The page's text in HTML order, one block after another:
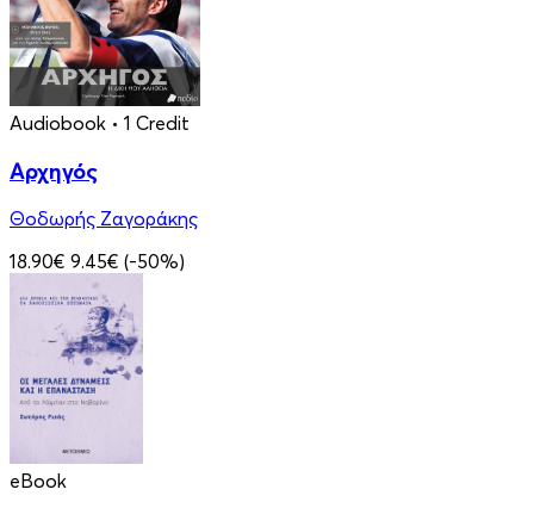
Audiobook • 1 Credit
Αρχηγός
Θοδωρής Ζαγοράκης
18.90€ 9.45€ (-50%)
eBook